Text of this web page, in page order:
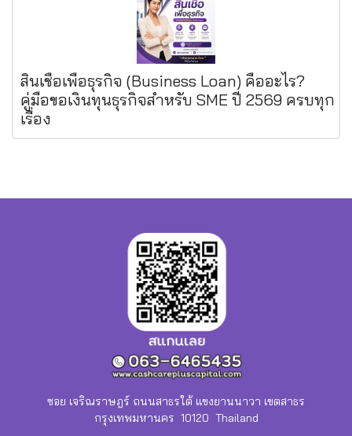
สินเชื่อเพื่อธุรกิจ (Business Loan) คืออะไร?
คู่มือขอเงินทุนธุรกิจสำหรับ SME ปี 2569 ครบทุก
เรื่อง
ซอย เจริณราษฎร์ ถนนสาธรใต้ แขงยานนาวา เขตสาธร
กรุงเทพมหานคร 10120 Thailand